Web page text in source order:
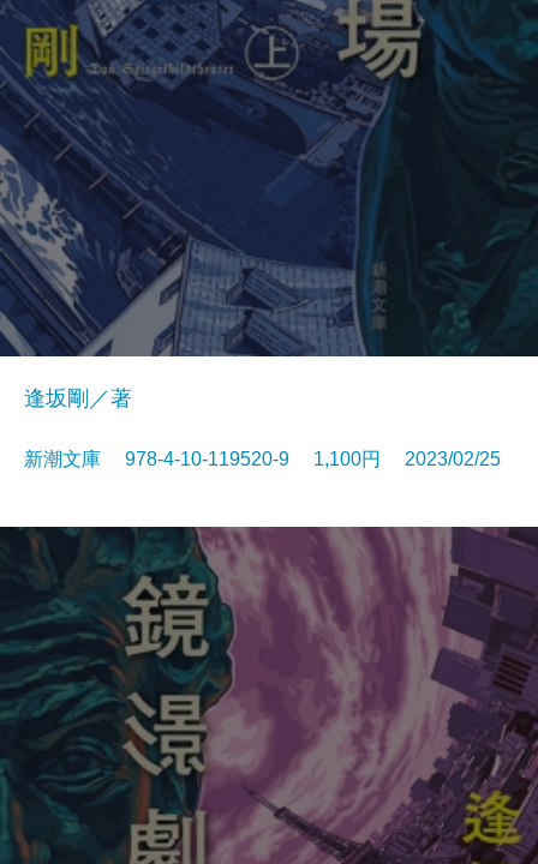
逢坂剛／著
新潮文庫 978-4-10-119520-9 1,100円 2023/02/25